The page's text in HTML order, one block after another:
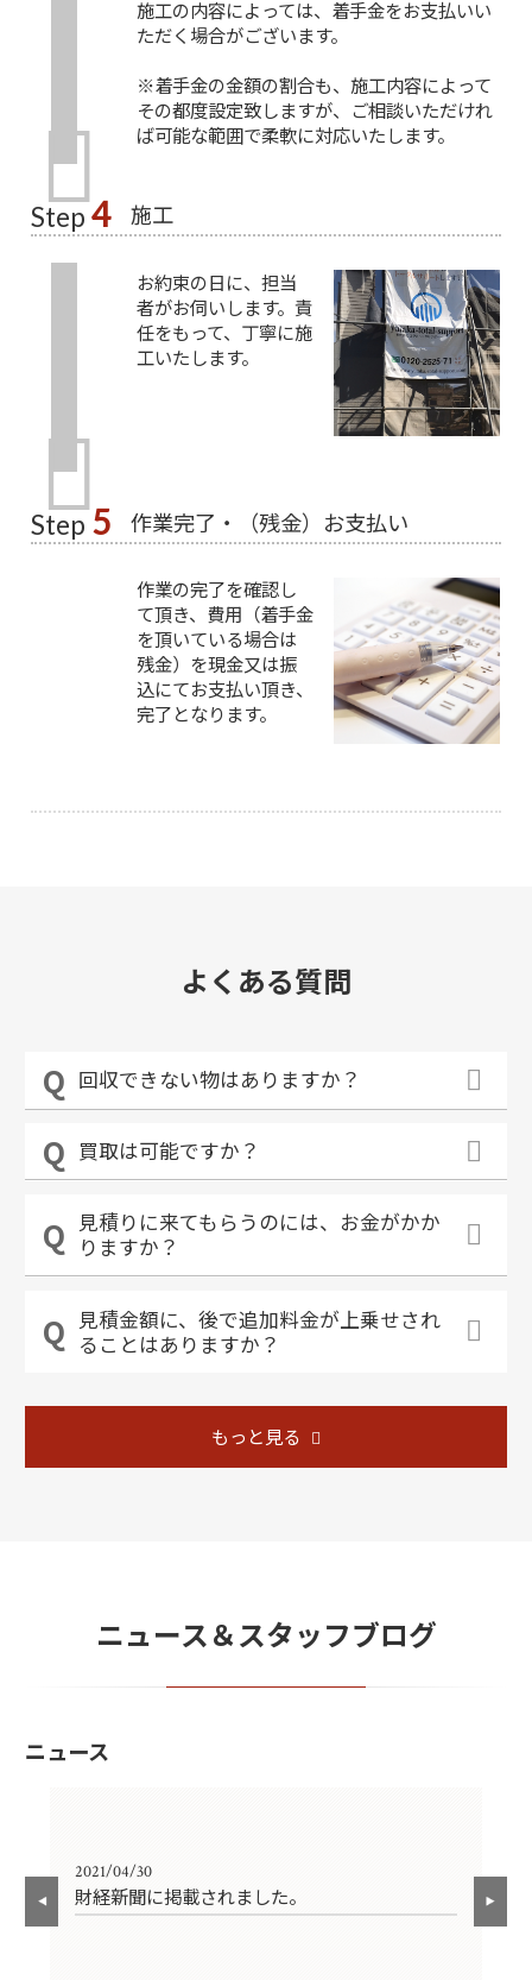
施工の内容によっては、着手金をお支払いい
ただく場合がございます。
※着手金の金額の割合も、施工内容によって
その都度設定致しますが、ご相談いただけれ
ば可能な範囲で柔軟に対応いたします。
Step 4 施工
お約束の日に、担当
者がお伺いします。責
任をもって、丁寧に施
工いたします。
Step 5 作業完了・（残金）お支払い
作業の完了を確認し
て頂き、費用（着手金
を頂いている場合は
残金）を現金又は振
込にてお支払い頂き、
完了となります。
よくある質問
回収できない物はありますか？
買取は可能ですか？
見積りに来てもらうのには、お金がかか
りますか？
見積金額に、後で追加料金が上乗せされ
ることはありますか？
もっと見る
ニュース＆スタッフブログ
ニュース
2021/04/30
財経新聞に掲載されました。